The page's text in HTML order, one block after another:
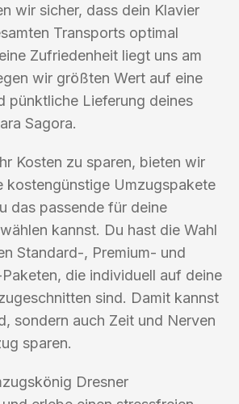
wir sicher, dass dein Klavier
Transports optimal
Zufriedenheit liegt uns am
wir größten Wert auf eine
pünktliche Lieferung deines
Sagora.
Kosten zu sparen, bieten wir
kostengünstige Umzugspakete
das passende für deine
kannst. Du hast die Wahl
Standard-, Premium- und
die individuell auf deine
sind. Damit kannst
sondern auch Zeit und Nerven
sparen.
Dresner